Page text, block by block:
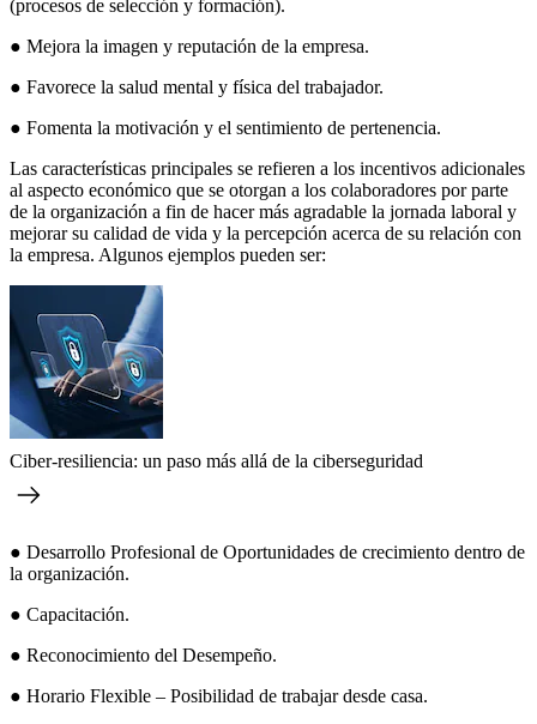
(procesos de selección y formación).
● Mejora la imagen y reputación de la empresa.
● Favorece la salud mental y física del trabajador.
● Fomenta la motivación y el sentimiento de pertenencia.
Las características principales se refieren a los incentivos adicionales
al aspecto económico que se otorgan a los colaboradores por parte
de la organización a fin de hacer más agradable la jornada laboral y
mejorar su calidad de vida y la percepción acerca de su relación con
la empresa. Algunos ejemplos pueden ser:
Ciber-resiliencia: un paso más allá de la ciberseguridad
● Desarrollo Profesional de Oportunidades de crecimiento dentro de
la organización.
● Capacitación.
● Reconocimiento del Desempeño.
● Horario Flexible – Posibilidad de trabajar desde casa.